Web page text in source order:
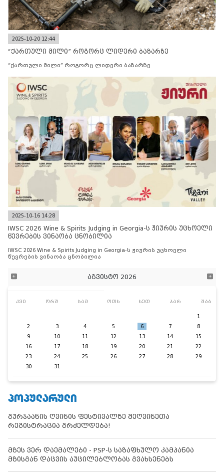
2025-10-20 12:44
“ქართული მილი” როგორც ლიდერი ბაზარზე
“ქართული მილი” როგორც ლიდერი ბაზარზე
2025-10-16 14:28
IWSC 2026 Wine & Spirits Judging in Georgia-ს ჟიურის უცხოელი
წევრების ვინაობა ცნობილია
IWSC 2026 Wine & Spirits Judging in Georgia-ს ჟიურის უცხოელი
წევრების ვინაობა ცნობილია
აგვისტო 2026
კვი ორშ სამ ოთხ ხუთ პარ შაბ
1
2
3 4 5 6 7
8
9
10 11 12 13 14
15
16
17 18 19 20 21
22
23
24 25 26 27 28
29
30
31
ᲞᲝᲞᲣᲚᲐᲠᲣᲚᲘ
გურჯაანის ღვინის ფესტივალზე მეღვინეთა
რეგისტრაცია გრძელდება!
მზეს ვერ დაემალები - PSP-ს საზაფხულო კამპანია
მზისგან დაცვის აუცილებლობას გვახსენებს